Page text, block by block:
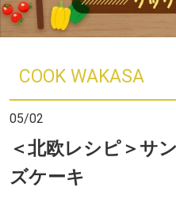
COOK WAKASA
05/02
＜北欧レシピ＞サ
ズケーキ